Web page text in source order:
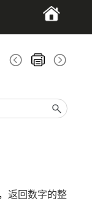
返回数字的整